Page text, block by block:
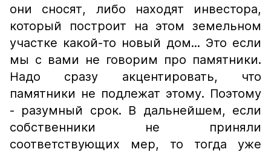
они сносят, либо находят инвестора,
который построит на этом земельном
участке какой-то новый дом... Это если
мы с вами не говорим про памятники.
Надо сразу акцентировать, что
памятники не подлежат этому. Поэтому
- разумный срок. В дальнейшем, если
собственники не приняли
соответствующих мер, то тогда уже